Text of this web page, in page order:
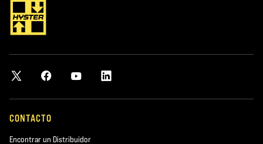
Europa.”
-Bertrand Paulet, Smurfit Kappa Group
"Siempre hemos comprado tractores y
una constante a lo largo de los dos últimos
años."
CONTACTO
Encontrar un Distribuidor